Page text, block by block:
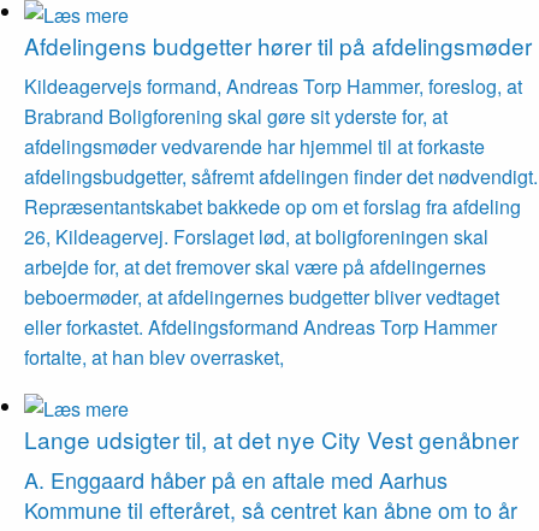
Afdelingens budgetter hører til på afdelings­møder
Kildeagervejs formand, Andreas Torp Hammer, foreslog, at
Brabrand Boligforening skal gøre sit yderste for, at
afdelingsmøder vedvarende har hjemmel til at forkaste
afdelingsbudgetter, såfremt afdelingen finder det nødvendigt.
Repræsentantskabet bakkede op om et forslag fra afdeling
26, Kildeagervej. Forslaget lød, at boligforeningen skal
arbejde for, at det fremover skal være på afdelingernes
beboermøder, at afdelingernes budgetter bliver vedtaget
eller forkastet. Afdelingsformand Andreas Torp Hammer
fortalte, at han blev overrasket,
Lange udsigter til, at det nye City Vest genåbner
A. Enggaard håber på en aftale med Aarhus
Kommune til efteråret, så centret kan åbne om to år